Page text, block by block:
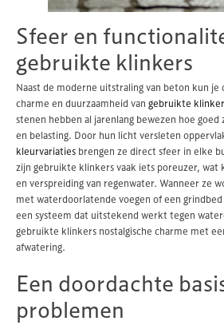
Sfeer en
gebruikte klinkers
Naast de moderne uitstraling van beton kun je
charme en duurzaamheid van gebruikte
stenen hebben al jarenlang bewezen hoe
en belasting. Door hun licht versleten
kleurvariaties brengen ze direct sfeer in elke
zijn gebruikte klinkers vaak iets poreuzer, wat
en verspreiding van regenwater. Wanneer ze
met waterdoorlatende voegen of een
een systeem dat uitstekend werkt tegen
gebruikte klinkers nostalgische charme met
afwatering.
Een doordachte
problemen